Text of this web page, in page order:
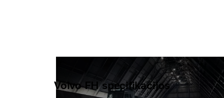
Volvo FH specifikacijos